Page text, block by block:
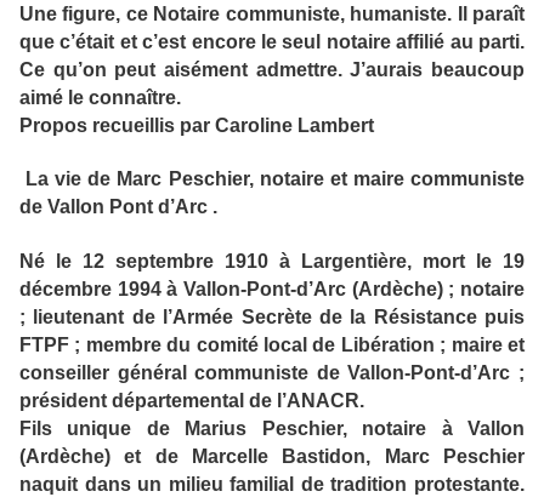
Une figure, ce Notaire communiste, humaniste. Il paraît
que c’était et c’est encore le seul notaire affilié au parti.
Ce qu’on peut aisément admettre. J’aurais beaucoup
aimé le connaître.
Propos recueillis par Caroline Lambert
La vie de Marc Peschier, notaire et maire communiste
de Vallon Pont d’Arc .
Né le 12 septembre 1910 à Largentière, mort le 19
décembre 1994 à Vallon-Pont-d’Arc (Ardèche) ; notaire
; lieutenant de l’Armée Secrète de la Résistance puis
FTPF ; membre du comité local de Libération ; maire et
conseiller général communiste de Vallon-Pont-d’Arc ;
président départemental de l’ANACR.
Fils unique de Marius Peschier, notaire à Vallon
(Ardèche) et de Marcelle Bastidon, Marc Peschier
naquit dans un milieu familial de tradition protestante.